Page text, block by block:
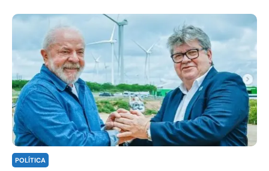
POLÍTICA